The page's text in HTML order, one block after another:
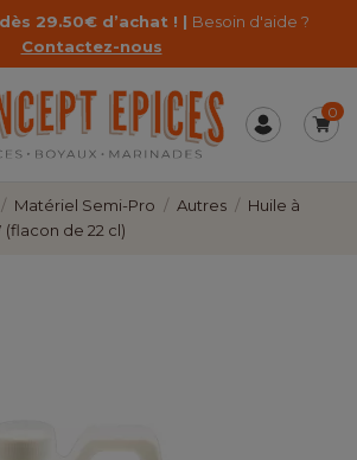
dès 29.50€ d’achat ! | Besoin d'aide ?
Contactez-nous
0
Matériel Semi-Pro Autres
Huile à
de 22 cl)